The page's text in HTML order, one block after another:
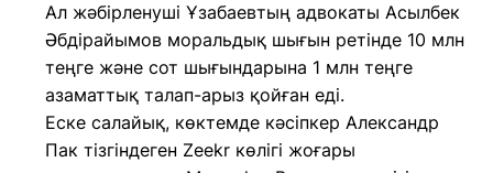
Ал жәбірленуші Ұзабаевтың адвокаты Асылбек
Әбдірайымов моральдық шығын ретінде 10 млн
теңге және сот шығындарына 1 млн теңге
азаматтық талап-арыз қойған еді.
Еске салайық, көктемде кәсіпкер Александр
Пак тізгіндеген Zeekr көлігі жоғары